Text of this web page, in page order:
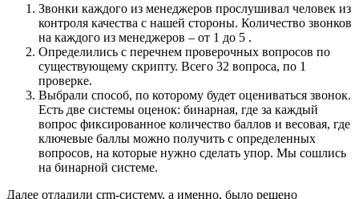
Звонки каждого из менеджеров прослушивал человек из
контроля качества с нашей стороны. Количество звонков
на каждого из менеджеров – от 1 до 5 .
Определились с перечнем проверочных вопросов по
существующему скрипту. Всего 32 вопроса, по 1
проверке.
Выбрали способ, по которому будет оцениваться звонок.
Есть две системы оценок: бинарная, где за каждый
вопрос фиксированное количество баллов и весовая, где
ключевые баллы можно получить с определенных
вопросов, на которые нужно сделать упор. Мы сошлись
на бинарной системе.
Далее отладили crm-систему, а именно, было решено